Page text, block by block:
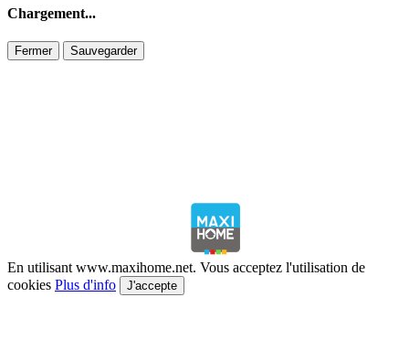
Chargement...
Fermer Sauvegarder
En utilisant www.maxihome.net. Vous acceptez l'utilisation de
cookies Plus d'info J'accepte